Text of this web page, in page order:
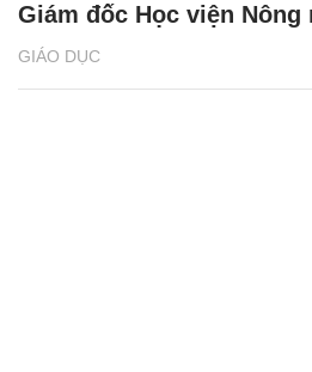
GIÁO DỤC
Giám đốc Học viện Nông